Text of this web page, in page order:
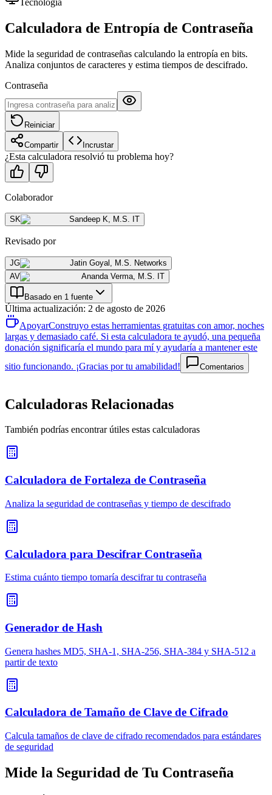
Calculadora de Entropía de Contraseña
Mide la seguridad de contraseñas calculando la entropía en bits.
Analiza conjuntos de caracteres y estima tiempos de descifrado.
Contraseña
Reiniciar
Compartir Incrustar
¿Esta calculadora resolvió tu problema hoy?
Colaborador
SK Sandeep K M.S. IT
Revisado por
JG Jatin Goyal
M.S. Networks
AV
Ananda Verma M.S. IT
Basado en 1 fuente
Última actualización: 2 de agosto de 2026
ApoyarConstruyo estas herramientas gratuitas con amor, noches
largas y demasiado café. Si esta calculadora te ayudó, una pequeña
donación significaría el mundo para mí y ayudaría a mantener este
sitio funcionando. ¡Gracias por tu amabilidad!
Comentarios
Calculadoras Relacionadas
También podrías encontrar útiles estas calculadoras
Calculadora de Fortaleza de Contraseña
Analiza la seguridad de contraseñas y tiempo de descifrado
Calculadora para Descifrar Contraseña
Estima cuánto tiempo tomaría descifrar tu contraseña
Generador de Hash
Genera hashes MD5, SHA-1, SHA-256, SHA-384 y SHA-512 a
partir de texto
Calculadora de Tamaño de Clave de Cifrado
Calcula tamaños de clave de cifrado recomendados para estándares
de seguridad
Mide la Seguridad de Tu Contraseña